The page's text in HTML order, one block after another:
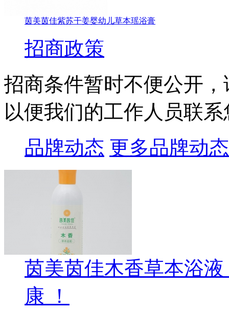
茵美茵佳紫苏干姜婴幼儿草本瑶浴膏
招商政策
招商条件暂时不便公开
以便我们的工作人员联
品牌动态 更多品牌动态
茵美茵佳木香草本浴
康 ！